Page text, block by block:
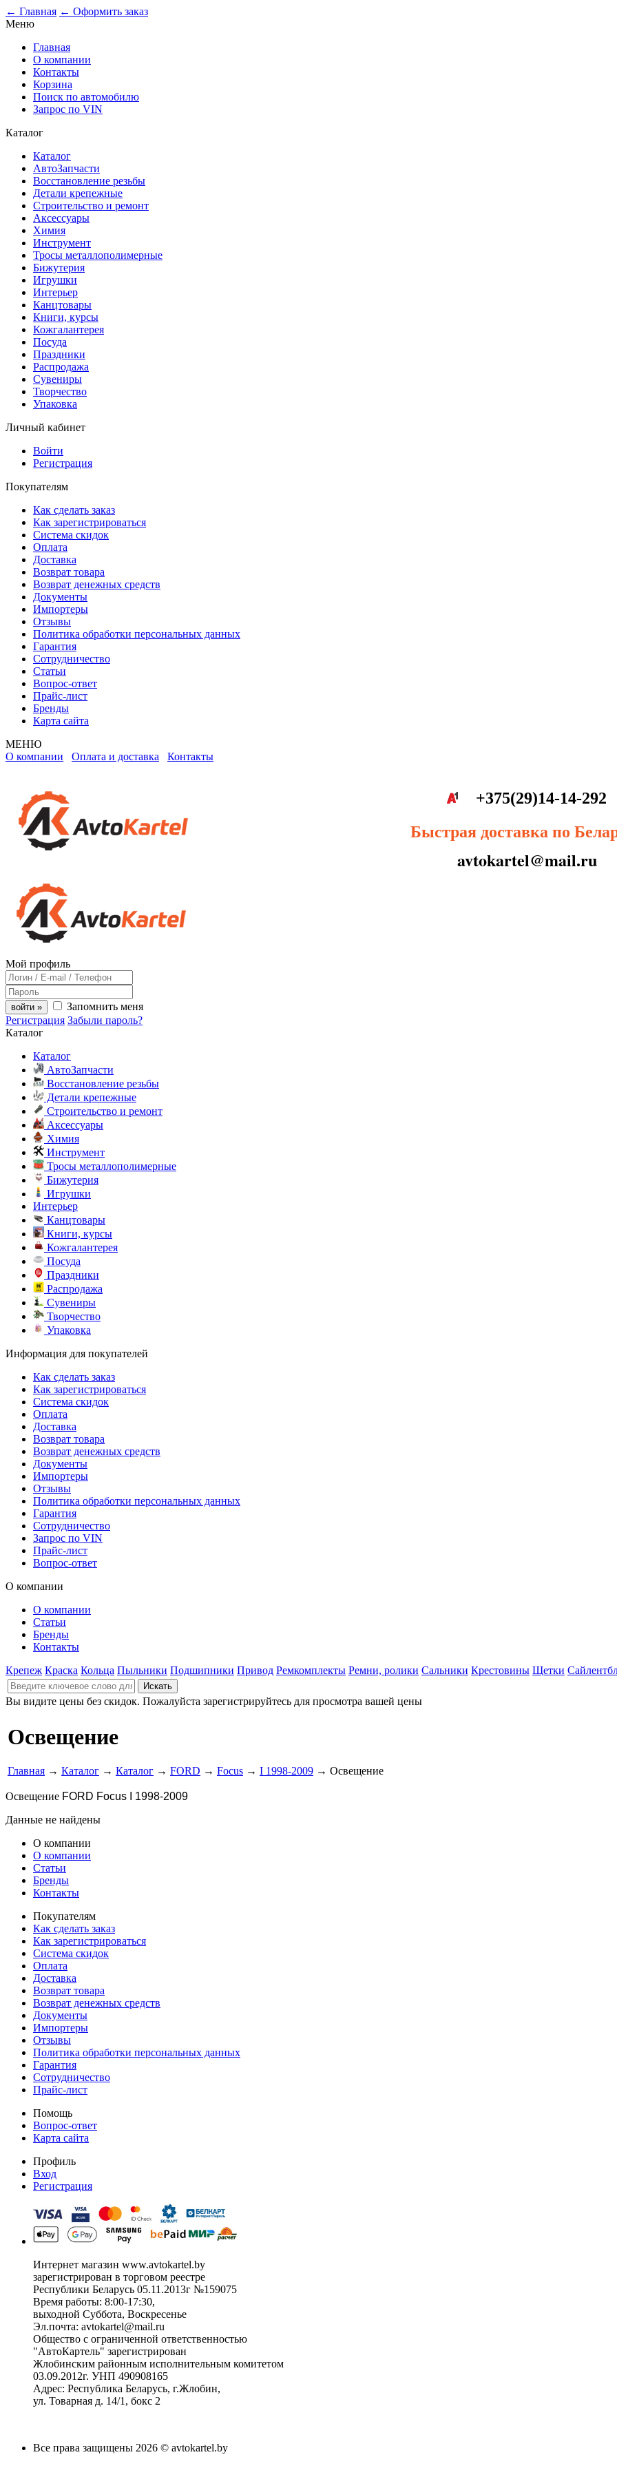
← Главная ← Оформить заказ
Меню
Главная
О компании
Контакты
Корзина
Поиск по автомобилю
Запрос по VIN
Каталог
Каталог
АвтоЗапчасти
Восстановление резьбы
Детали крепежные
Строительство и ремонт
Аксессуары
Химия
Инструмент
Тросы металлополимерные
Бижутерия
Игрушки
Интерьер
Канцтовары
Книги, курсы
Кожгалантерея
Посуда
Праздники
Распродажа
Сувениры
Творчество
Упаковка
Личный кабинет
Войти
Регистрация
Покупателям
Как сделать заказ
Как зарегистрироваться
Система скидок
Оплата
Доставка
Возврат товара
Возврат денежных средств
Документы
Импортеры
Отзывы
Политика обработки персональных данных
Гарантия
Сотрудничество
Статьи
Вопрос-ответ
Прайс-лист
Бренды
Карта сайта
МЕНЮ
О компании
Оплата и доставка Контакты
+375(29)14-14-292
Быстрая доставка по
avtokartel@mail.ru
Мой профиль
войти »
Запомнить меня
Регистрация Забыли пароль?
Каталог
Каталог
АвтоЗапчасти
Восстановление резьбы
Детали крепежные
Строительство и ремонт
Аксессуары
Химия
Инструмент
Тросы металлополимерные
Бижутерия
Игрушки
Интерьер
Канцтовары
Книги, курсы
Кожгалантерея
Посуда
Праздники
Распродажа
Сувениры
Творчество
Упаковка
Информация для покупателей
Как сделать заказ
Как зарегистрироваться
Система скидок
Оплата
Доставка
Возврат товара
Возврат денежных средств
Документы
Импортеры
Отзывы
Политика обработки персональных данных
Гарантия
Сотрудничество
Запрос по VIN
Прайс-лист
Вопрос-ответ
О компании
О компании
Статьи
Бренды
Контакты
Крепеж Краска Кольца Пыльники Подшипники Привод Ремкомплекты Ремни, ролики Сальники Крестовины Щетки
Вы видите цены без скидок. Пожалуйста зарегистрируйтесь для просмотра вашей цены
Освещение
Главная → Каталог → Каталог → FORD → Focus → I 1998-2009 → Освещение
Освещение FORD Focus I 1998-2009
Данные не найдены
О компании
О компании
Статьи
Бренды
Контакты
Покупателям
Как сделать заказ
Как зарегистрироваться
Система скидок
Оплата
Доставка
Возврат товара
Возврат денежных средств
Документы
Импортеры
Отзывы
Политика обработки персональных данных
Гарантия
Сотрудничество
Прайс-лист
Помощь
Вопрос-ответ
Карта сайта
Профиль
Вход
Регистрация
Интернет магазин www.avtokartel.by
зарегистрирован в торговом реестре
Республики Беларусь 05.11.2013г №159075
Время работы: 8:00-17:30,
выходной Суббота, Воскресенье
Эл.почта: avtokartel@mail.ru
Общество с ограниченной ответственностью
"АвтоКартель" зарегистрирован
Жлобинским районным исполнительным комитетом
03.09.2012г. УНП 490908165
Адрес: Республика Беларусь, г.Жлобин,
ул. Товарная д. 14/1, бокс 2
Все права защищены 2026 © avtokartel.by